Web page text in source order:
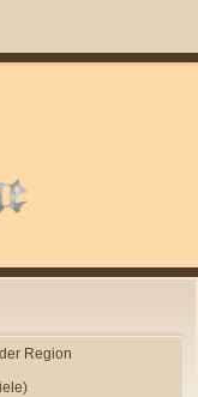
Region
)